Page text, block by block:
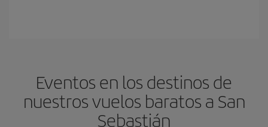
Eventos en los destinos de
nuestros vuelos baratos a San
Sebastián